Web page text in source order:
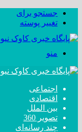
جستجو برای
تغییر پوسته
منو
اجتماعی
اقتصادی
بین الملل
تصویر 360
چند رسانه‌ای